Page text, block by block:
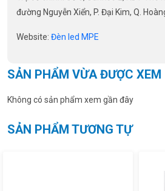
đường Nguyễn Xiển, P. Đại Kim, Q.
Website: Đèn led MPE
SẢN PHẨM VỪA ĐƯỢC XEM
Không có sản phẩm xem gần đây
SẢN PHẨM TƯƠNG TỰ